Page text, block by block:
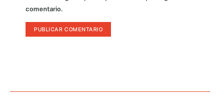
comentario.